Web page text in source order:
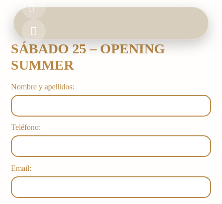
contenido
HOME
GALLERY
SÁBADO 25 – OPENING
SUMMER
Nombre y apellidos:
Teléfono:
Email: